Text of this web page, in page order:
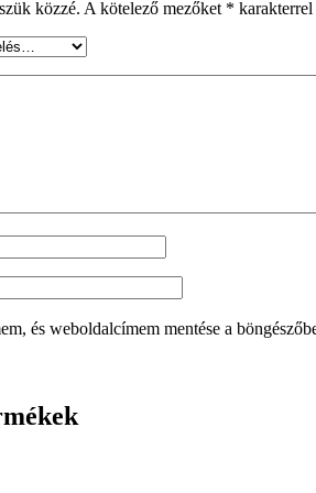
közzé. A kötelező mezőket *
és weboldalcímem mentése a